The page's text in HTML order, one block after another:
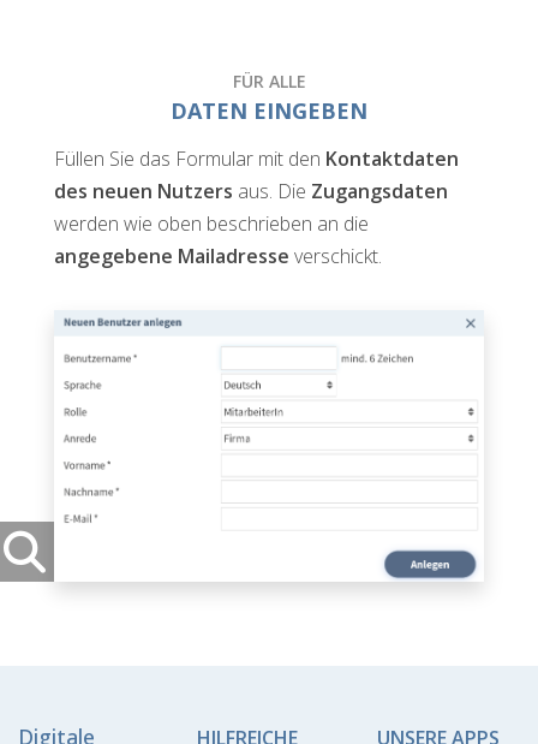
FÜR ALLE
DATEN EINGEBEN
Füllen Sie das Formular mit den Kontaktdaten
des neuen Nutzers aus. Die Zugangsdaten
werden wie oben beschrieben an die
angegebene Mailadresse verschickt.
Digitale
HILFREICHE
UNSERE APPS